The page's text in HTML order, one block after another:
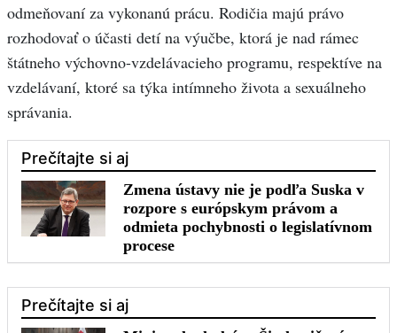
odmeňovaní za vykonanú prácu. Rodičia majú právo
rozhodovať o účasti detí na výučbe, ktorá je nad rámec
štátneho výchovno-vzdelávacieho programu, respektíve na
vzdelávaní, ktoré sa týka intímneho života a sexuálneho
správania.